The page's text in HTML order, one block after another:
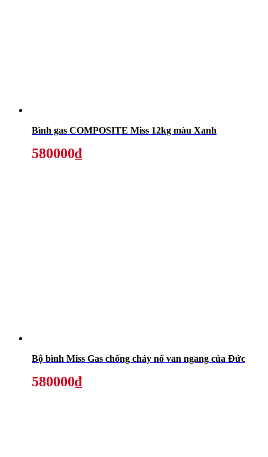
Bình gas COMPOSITE Miss 12kg màu Xanh
580000₫
Bộ bình Miss Gas chống cháy nổ van ngang của Đức
580000₫